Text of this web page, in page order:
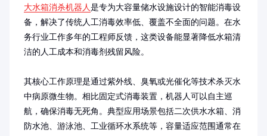
大水箱消杀机器人是专为大容量储水设施设计的智能消毒设
备，解决了传统人工消毒效率低、覆盖不全面的问题。在水
务行业工作多年的工程师反馈，这类设备能显著降低水箱清
洁的人工成本和消毒剂残留风险。
其核心工作原理是通过紫外线、臭氧或光催化等技术杀灭水
中病原微生物。相比固定式消毒装置，机器人可以自主巡
航，确保消毒无死角。典型应用场景包括二次供水水箱、消
防水池、游泳池、工业循环水系统等，容量适应范围通常在